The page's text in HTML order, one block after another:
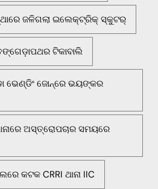
ଜଳିଗଲା ଇଲେକ୍ଟ୍ରିକ୍ ସ୍କୁଟର୍
ଟିକାବାଲି
ଭେଣ୍ଡିଂ ଜୋନ୍‌ରେ ଭୟଙ୍କର
ଅସ୍ତ୍ରୋପଚାର ସମୟରେ
କଟକ CRRI ଥାନା IIC